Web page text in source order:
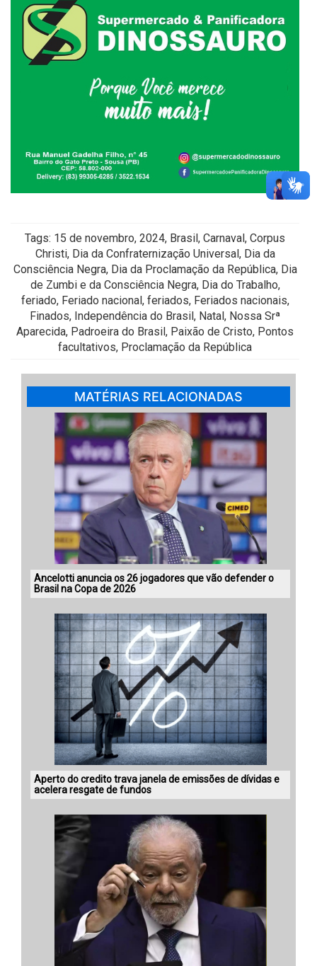
Tags: 15 de novembro, 2024, Brasil, Carnaval, Corpus
Christi, Dia da Confraternização Universal, Dia da
Consciência Negra, Dia da Proclamação da República, Dia
de Zumbi e da Consciência Negra, Dia do Trabalho,
feriado, Feriado nacional, feriados, Feriados nacionais,
Finados, Independência do Brasil, Natal, Nossa Srª
Aparecida, Padroeira do Brasil, Paixão de Cristo, Pontos
facultativos, Proclamação da República
MATÉRIAS RELACIONADAS
Ancelotti anuncia os 26 jogadores que vão defender o
Brasil na Copa de 2026
Aperto do credito trava janela de emissões de dívidas e
acelera resgate de fundos